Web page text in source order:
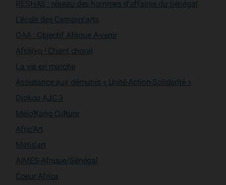
RESHAS : réseau des hommes d’affaires du Sénégal
L’école des Campus’arts
OAA : Objectif Afrique A-venir
Afrikiyo ! Chant choral
La vie en marche
Assistance aux démunis « Unité-Action-Solidarité »
Djokoo AJC 3
Mélo’Kang Culture
Afric’Art
Métis’art
AIMES-Afrique/Sénégal
Coeur Africa